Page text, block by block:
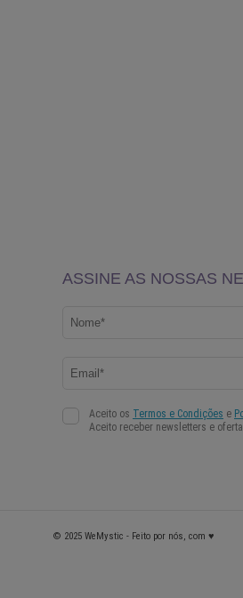
© 2025 WeMystic - Feito por nós, com ♥